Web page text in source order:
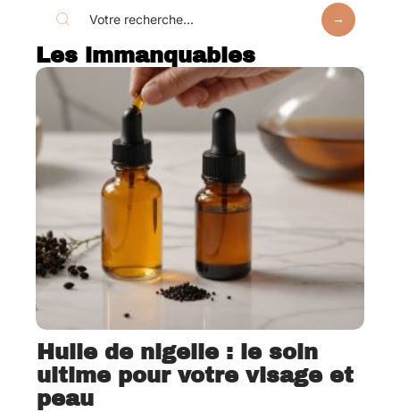
Les immanquables
Huile de nigelle : le soin
ultime pour votre visage et
peau